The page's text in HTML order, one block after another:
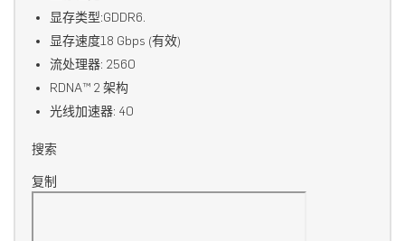
显存类型:GDDR6.
显存速度18 Gbps (有效)
流处理器: 2560
RDNA™ 2 架构
光线加速器: 40
搜索
复制